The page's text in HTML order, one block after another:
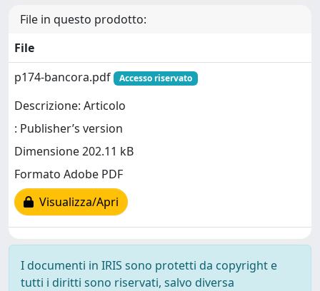
File in questo prodotto:
File
p174-bancora.pdf
Accesso riservato
Descrizione: Articolo
: Publisher’s version
Dimensione 202.11 kB
Formato Adobe PDF
Visualizza/Apri
I documenti in IRIS sono protetti da copyright e
tutti i diritti sono riservati, salvo diversa